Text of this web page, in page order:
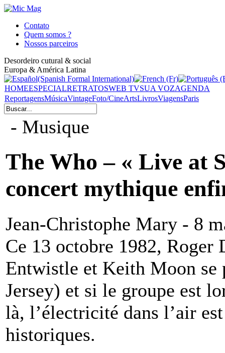
Contato
Quem somos ?
Nossos parceiros
Desordeiro cutural & social
Europa & América Latina
HOMEESPECIALRETRATOSWEB TVSUA VOZAGENDA
ReportagensMúsicaVintageFoto/CineArtsLivrosViagensParis
- Musique
The Who – « Live at
concert mythique
Jean-Christophe Mary - 8
Ce 13 octobre 1982, Roger
Entwistle et Keith Moon se
Jersey) et si le groupe est
là, l’électricité dans l’air
historiques.